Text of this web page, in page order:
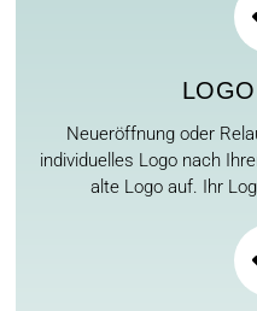
Neueröffnung oder
individuelles Logo nach
alte Logo auf. Ihr